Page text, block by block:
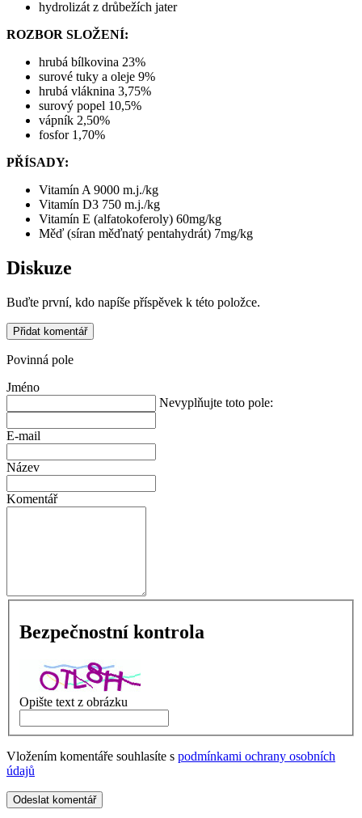
hydrolizát z drůbežích jater
ROZBOR SLOŽENÍ:
hrubá bílkovina 23%
surové tuky a oleje 9%
hrubá vláknina 3,75%
surový popel 10,5%
vápník 2,50%
fosfor 1,70%
PŘÍSADY:
Vitamín A 9000 m.j./kg
Vitamín D3 750 m.j./kg
Vitamín E (alfatokoferoly) 60mg/kg
Měď (síran měďnatý pentahydrát) 7mg/kg
Diskuze
Buďte první, kdo napíše příspěvek k této položce.
Přidat komentář
Povinná pole
Jméno
Nevyplňujte toto pole:
E-mail
Název
Komentář
Bezpečnostní kontrola
Opište text z obrázku
Vložením komentáře souhlasíte s podmínkami ochrany osobních
údajů
Odeslat komentář